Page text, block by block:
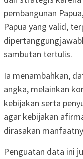
pembangunan
Papua yang valid,
sambutan tertulis.
Ia menambahkan,
angka, melainkan
kebijakan serta
agar kebijakan
dirasakan
Penguatan data ini